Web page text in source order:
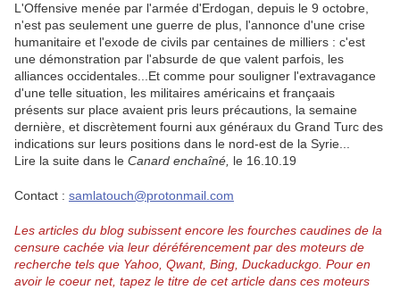
L'Offensive menée par l'armée d'Erdogan, depuis le 9 octobre,
n'est pas seulement une guerre de plus, l'annonce d'une crise
humanitaire et l'exode de civils par centaines de milliers : c'est
une démonstration par l'absurde de que valent parfois, les
alliances occidentales...Et comme pour souligner l'extravagance
d'une telle situation, les militaires américains et françaais
présents sur place avaient pris leurs précautions, la semaine
dernière, et discrètement fourni aux généraux du Grand Turc des
indications sur leurs positions dans le nord-est de la Syrie...
Lire la suite dans le Canard enchaîné, le 16.10.19
Contact : samlatouch@protonmail.com
Les articles du blog subissent encore les fourches caudines de la
censure cachée via leur déréférencement par des moteurs de
recherche tels que Yahoo, Qwant, Bing, Duckaduckgo. Pour en
avoir le coeur net, tapez le titre de cet article dans ces moteurs